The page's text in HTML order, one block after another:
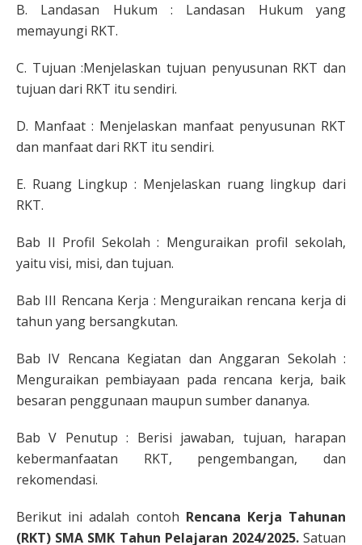
B. Landasan Hukum : Landasan Hukum yang
memayungi RKT.
C. Tujuan :Menjelaskan tujuan penyusunan RKT dan
tujuan dari RKT itu sendiri.
D. Manfaat : Menjelaskan manfaat penyusunan RKT
dan manfaat dari RKT itu sendiri.
E. Ruang Lingkup : Menjelaskan ruang lingkup dari
RKT.
Bab II Profil Sekolah : Menguraikan profil sekolah,
yaitu visi, misi, dan tujuan.
Bab III Rencana Kerja : Menguraikan rencana kerja di
tahun yang bersangkutan.
Bab IV Rencana Kegiatan dan Anggaran Sekolah :
Menguraikan pembiayaan pada rencana kerja, baik
besaran penggunaan maupun sumber dananya.
Bab V Penutup : Berisi jawaban, tujuan, harapan
kebermanfaatan RKT, pengembangan, dan
rekomendasi.
Berikut ini adalah contoh Rencana Kerja Tahunan
(RKT) SMA SMK Tahun Pelajaran 2024/2025. Satuan